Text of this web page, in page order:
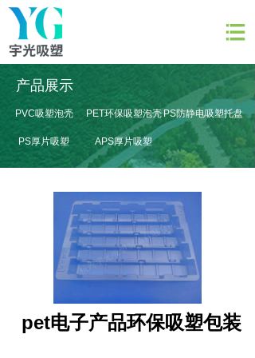
网站首页
关于宇光
产品展示
产品模具
联系我们
产品展示
PVC吸塑泡壳 PET环保吸塑泡壳PS防静电吸塑托盘
PS厚片吸塑 APS厚片吸塑
pet电子产品环保吸塑包装